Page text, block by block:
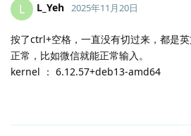
L L_Yeh 2025年11月20日
按了ctrl+空格，一直没有切过来，都是
正常，比如微信就能正常输入。
kernel ： 6.12.57+deb13-amd64